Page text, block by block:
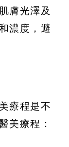
膚光澤及
濃度，避
療程是不
美療程：